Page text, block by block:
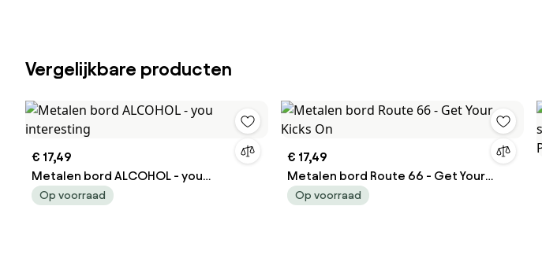
Vergelijkbare producten
€ 17,49
Metalen bord ALCOHOL - you
interesting
Op voorraad
€ 17,49
Metalen bord Route 66 - Get Your
Kicks On
Op voorraad